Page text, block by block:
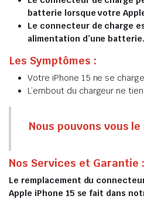
batterie lorsque votre
Le connecteur de charge
alimentation d’une batterie.
Les Symptômes :
Votre iPhone 15 ne se
L’embout du chargeur ne
Nous pouvons vous
Nos Services et Garantie :
Le remplacement du
Apple iPhone 15 se fait dans